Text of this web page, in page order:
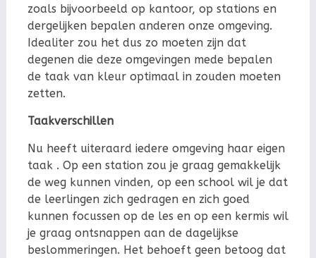
zoals bijvoorbeeld op kantoor, op stations en
dergelijken bepalen anderen onze omgeving.
Idealiter zou het dus zo moeten zijn dat
degenen die deze omgevingen mede bepalen
de taak van kleur optimaal in zouden moeten
zetten.
Taakverschillen
Nu heeft uiteraard iedere omgeving haar eigen
taak . Op een station zou je graag gemakkelijk
de weg kunnen vinden, op een school wil je dat
de leerlingen zich gedragen en zich goed
kunnen focussen op de les en op een kermis wil
je graag ontsnappen aan de dagelijkse
beslommeringen. Het behoeft geen betoog dat